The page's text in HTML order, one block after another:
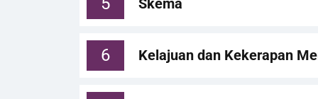
Skema
6 Kelajuan dan Kekerapan